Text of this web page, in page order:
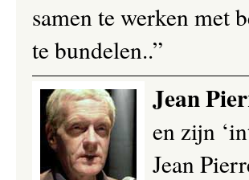
samen te werken met
te bundelen..”
Jean
en zijn
Jean